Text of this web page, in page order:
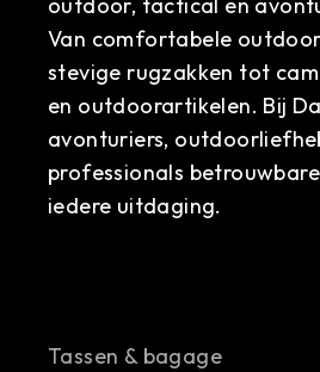
outdoor, tactical en
Van comfortabele
stevige rugzakken tot
en outdoorartikelen. Bij
avonturiers,
professionals
iedere uitdaging.
Tassen & bagage